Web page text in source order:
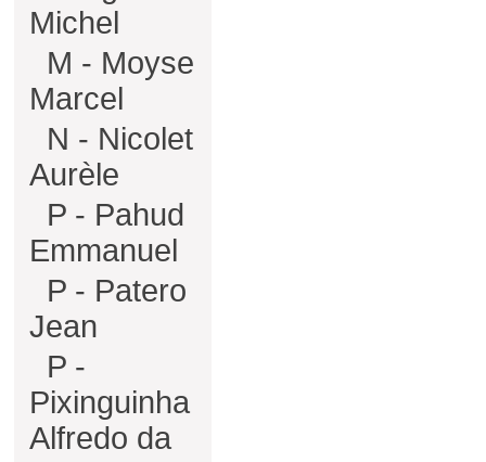
Michel
M - Moyse
Marcel
N - Nicolet
Aurèle
P - Pahud
Emmanuel
P - Patero
Jean
P -
Pixinguinha
Alfredo da